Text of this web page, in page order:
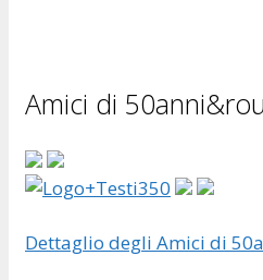
Amici di
Dettaglio degli Amici di